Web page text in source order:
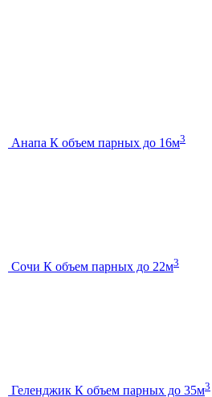
Анапа К объем парных до 16м3
Сочи К объем парных до 22м3
Геленджик К объем парных до 35м3